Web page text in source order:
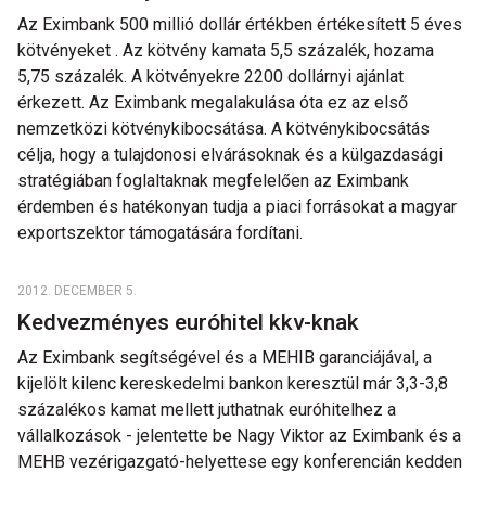
Az Eximbank 500 millió dollár értékben értékesített 5 éves
kötvényeket . Az kötvény kamata 5,5 százalék, hozama
5,75 százalék. A kötvényekre 2200 dollárnyi ajánlat
érkezett. Az Eximbank megalakulása óta ez az első
nemzetközi kötvénykibocsátása. A kötvénykibocsátás
célja, hogy a tulajdonosi elvárásoknak és a külgazdasági
stratégiában foglaltaknak megfelelően az Eximbank
érdemben és hatékonyan tudja a piaci forrásokat a magyar
exportszektor támogatására fordítani.
2012. DECEMBER 5.
Kedvezményes euróhitel kkv-knak
Az Eximbank segítségével és a MEHIB garanciájával, a
kijelölt kilenc kereskedelmi bankon keresztül már 3,3-3,8
százalékos kamat mellett juthatnak euróhitelhez a
vállalkozások - jelentette be Nagy Viktor az Eximbank és a
MEHB vezérigazgató-helyettese egy konferencián kedden